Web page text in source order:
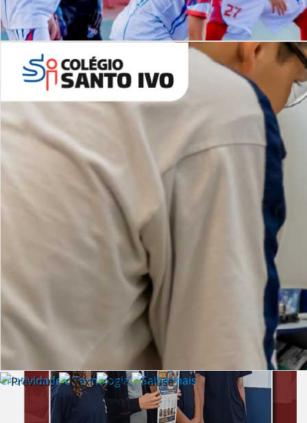
Desafios | Saiba mais
Criatividade e Tecnologia | Saiba mais